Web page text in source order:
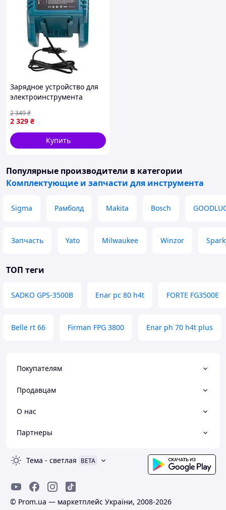
Зарядное устройство для
электроинструмента
AL3620CV, 14.4V-36V, 3A/2A,
Li-ion (TB921676)
2 329 ₴
2 349₴
Купить
Популярные производители в категории
Комплектующие и запчасти для инструмента
Sigma Рамболд Makita Bosch
Запчасть Yato Milwaukee Winzor
ТОП теги
SADKO GPS-3500B Enar pc 80 h4t FORTE FG3500E
Belle rt 66 Firman FPG 3800 Enar ph 70 h4t plus
Покупателям
Продавцам
О нас
Партнеры
Тема - светлая BETA
© Prom.ua — маркетплейс України, 2008-2026